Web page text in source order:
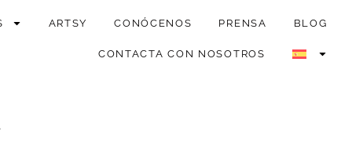
ARTSY CONÓCENOS PRENSA BLOG
CONTACTA CON NOSOTROS